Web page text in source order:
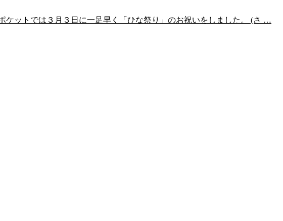
ケットでは３月３日に一足早く「ひな祭り」のお祝いをしました。 (さ …